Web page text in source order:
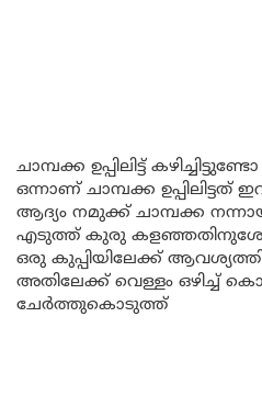
ചാമ്പക്ക ഉപ്പിലിട്ട്
ഒന്നാണ് ചാമ്പക്ക ഉപ്പിലിട്ടത്
ആദ്യം നമുക്ക് ചാമ്പക്ക
എടുത്ത് കുരു
ഒരു കുപ്പിയിലേക്ക്
അതിലേക്ക് വെള്ളം ഒഴിച്ച്
ചേർത്തുകൊടുത്ത്